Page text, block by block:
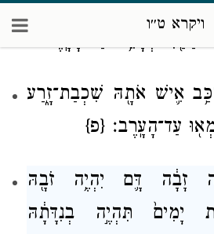
ויקרא ט״ו
אֲשֶׁר־יִהְיֶ֥ה עָלָ֖יו
בַּמַּ֖יִם וְטָמֵ֥א עַד־הָעָֽרֶב׃
אִ֛ישׁ אֹתָ֖הּ שִׁכְבַת־זָ֑רַע
עַד־הָעָֽרֶב׃ {פ}
זָבָ֔ה דָּ֛ם יִהְיֶ֥ה זֹבָ֖הּ
יָמִים֙ תִּהְיֶ֣ה בְנִדָּתָ֔הּ